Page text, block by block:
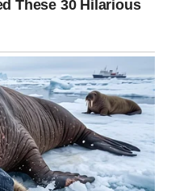
dodatno podići
podržano.
počinje da se
kao ranije.